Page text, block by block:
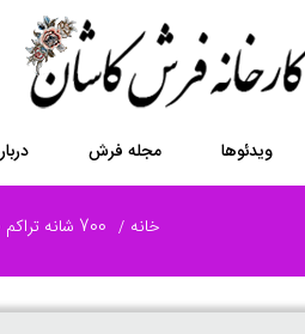
ویدئوها مجله فرش
خانه 700 شانه تراکم 2550